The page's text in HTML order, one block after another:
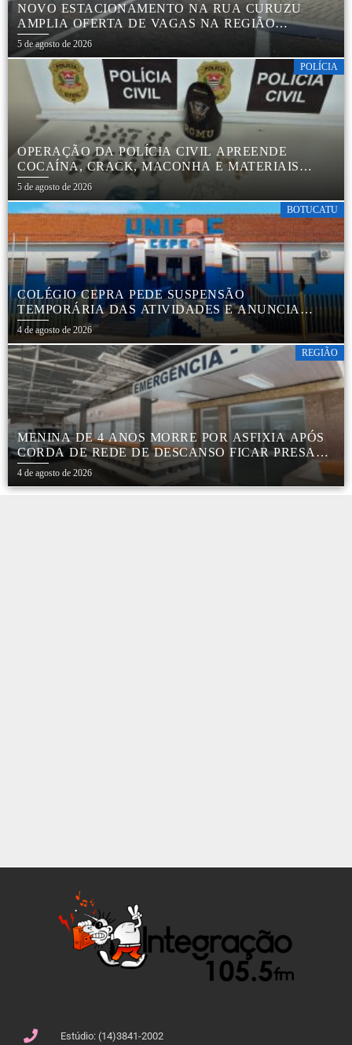
NOVO ESTACIONAMENTO NA RUA CURUZU
AMPLIA OFERTA DE VAGAS NA REGIÃO
CENTRAL
5 de agosto de 2026
POLÍCIA
OPERAÇÃO DA POLÍCIA CIVIL APREENDE
COCAÍNA, CRACK, MACONHA E MATERIAIS
PARA EMBALAR DROGAS EM BOTUCATU
5 de agosto de 2026
BOTUCATU
COLÉGIO CEPRA PEDE SUSPENSÃO
TEMPORÁRIA DAS ATIVIDADES E ANUNCIA
REESTRUTURAÇÃO EM BOTUCATU
4 de agosto de 2026
REGIÃO
MENINA DE 4 ANOS MORRE POR ASFIXIA APÓS
CORDA DE REDE DE DESCANSO FICAR PRESA
AO PESCOÇO EM MARÍLIA
4 de agosto de 2026
Estúdio: (14)3841-2002